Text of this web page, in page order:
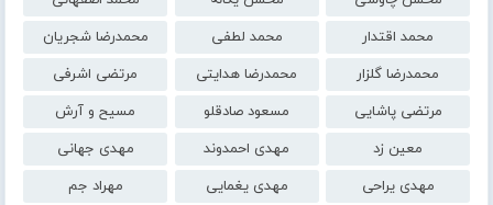
محمد اقتدار
محمد لطفی
محمدرضا شجریان
محمدرضا گلزار
محمدرضا هدایتی
مرتضی اشرفی
مرتضی پاشایی
مسعود صادقلو
مسیح و آرش
معین زد
مهدی احمدوند
مهدی جهانی
مهدی یراحی
مهدی یغمایی
مهراد جم